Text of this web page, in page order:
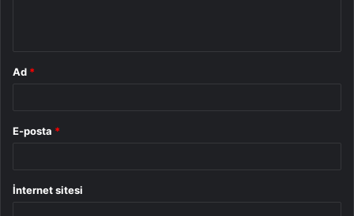
Ad *
E-posta *
İnternet sitesi